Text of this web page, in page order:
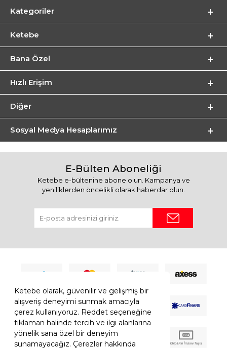
Ketebe olarak, güvenilir ve gelişmiş bir
alışveriş deneyimi sunmak amacıyla
çerez kullanıyoruz. Reddet seçeneğine
tıklaman halinde tercih ve ilgi alanlarına
yönelik sana özel bir deneyim
sunamayacağız. Çerezler hakkında
Kategoriler
Ketebe
Bana Özel
Hızlı Erişim
Diğer
Sosyal Medya Hesaplarımız
E-Bülten Aboneliği
Ketebe e-bültenine abone olun. Kampanya ve
yeniliklerden öncelikli olarak haberdar olun.